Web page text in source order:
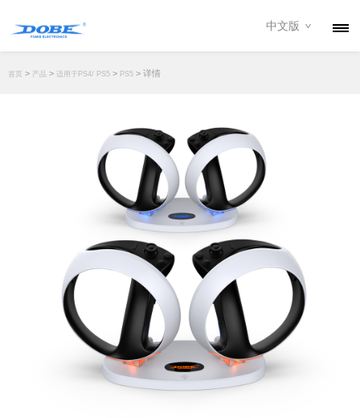
中文版
首页 > 产品 > 适用于PS4/ PS5 > PS5 > 详情